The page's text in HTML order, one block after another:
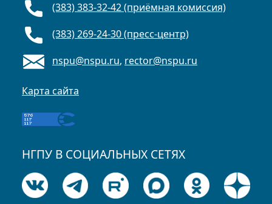
(383) 383-32-42 (приёмная комиссия)
(383) 269-24-30 (пресс-центр)
nspu@nspu.ru, rector@nspu.ru
Карта сайта
НГПУ В СОЦИАЛЬНЫХ СЕТЯХ